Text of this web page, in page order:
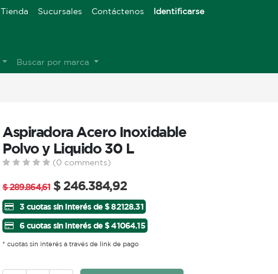
Tienda Sucursales Contáctenos Identificarse
Buscar por marca
Aspiradora Acero Inoxidable
Polvo y Liquido 30 L
(0 comments)
$289.864,61 $ 246.384,92
3 cuotas sin interés de $ 82128.31
6 cuotas sin interés de $ 41064.15
* cuotas sin interés a través de link de pago